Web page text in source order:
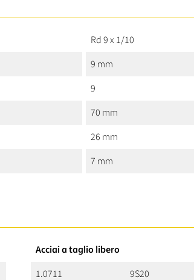
Rd 9 x 1/10
9 mm
9
70 mm
26 mm
7 mm
Acciai a taglio libero
1.0711
9S20